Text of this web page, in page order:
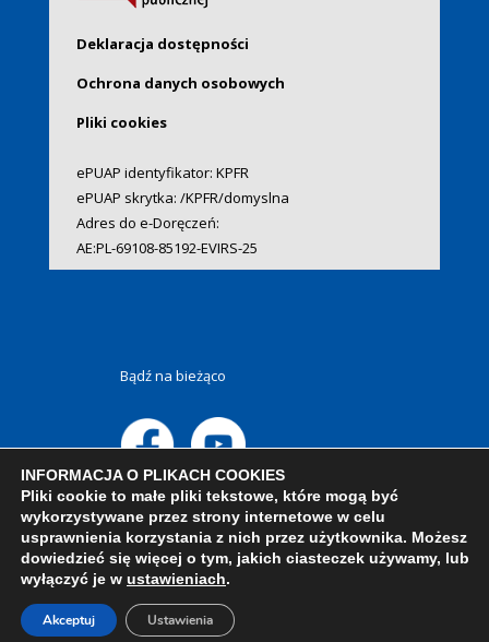
Deklaracja dostępności
Ochrona danych osobowych
Pliki cookies
ePUAP identyfikator: KPFR
ePUAP skrytka: /KPFR/domyslna
Adres do e-Doręczeń:
AE:PL-69108-85192-EVIRS-25
Bądź na bieżąco
INFORMACJA O PLIKACH COOKIES
Pliki cookie to małe pliki tekstowe, które mogą być
wykorzystywane przez strony internetowe w celu
usprawnienia korzystania z nich przez użytkownika. Możesz
dowiedzieć się więcej o tym, jakich ciasteczek używamy, lub
wyłączyć je w ustawieniach.
Akceptuj Ustawienia